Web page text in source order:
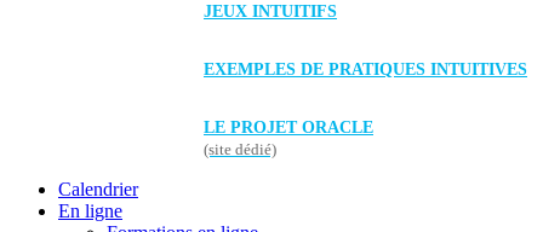
JEUX INTUITIFS
EXEMPLES DE PRATIQUES INTUITIVES
LE PROJET ORACLE
(site dédié)
Calendrier
En ligne